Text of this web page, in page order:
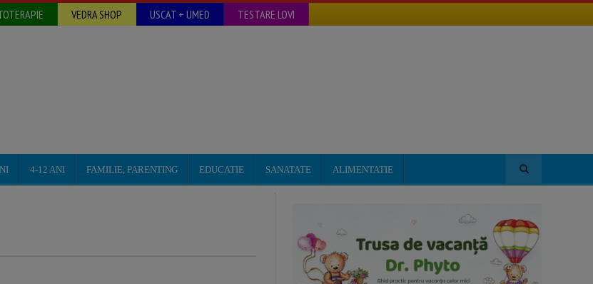
VEDRA SHOP USCAT + UMED TESTARE LOVI
4-12 ANI FAMILIE, PARENTING EDUCATIE SANATATE ALIMENTATIE